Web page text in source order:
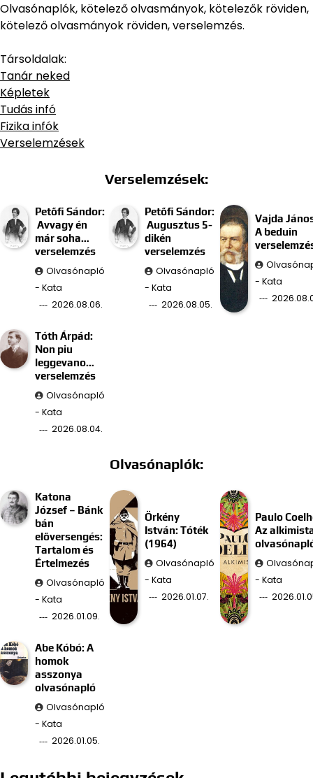
Olvasónaplók, kötelező olvasmányok, kötelezők röviden,
kötelező olvasmányok röviden, verselemzés.
Társoldalak:
Tanár neked
Képletek
Tudás infó
Fizika infók
Verselemzések
Verselemzések:
Petőfi Sándor:
Avvagy én
már soha…
verselemzés
Olvasónapló
- Kata
2026.08.06.
Petőfi Sándor:
Augusztus 5-
dikén
verselemzés
Olvasónapló
- Kata
2026.08.05.
Vajda
A beduin
- Kata
Tóth Árpád:
Non piu
leggevano…
verselemzés
Olvasónapló
- Kata
2026.08.04.
Olvasónaplók:
Katona
József – Bánk
bán
előversengés:
Tartalom és
Értelmezés
Olvasónapló
- Kata
2026.01.09.
Örkény
István: Tóték
(1964)
Olvasónapló
- Kata
2026.01.07.
Paulo
Az
- Kata
Abe Kóbó: A
homok
asszonya
olvasónapló
Olvasónapló
- Kata
2026.01.05.